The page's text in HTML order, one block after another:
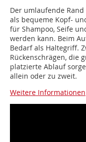
Der umlaufende
als bequeme Kopf-
für Shampoo, Seife
werden kann. Beim
Bedarf als Haltegriff.
Rückenschrägen, die
platzierte Ablauf
allein oder zu zweit.
Weitere Informationen